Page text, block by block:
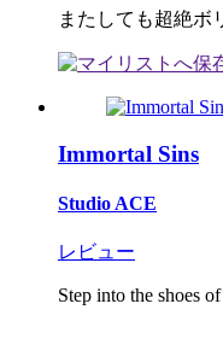
またしても超絶
Immortal Sins
Studio ACE
レビュー
Step into the shoes